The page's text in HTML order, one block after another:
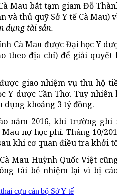
Mau bắt tạm giam Đỗ
và thủ quỹ Sở Y tế Cà Mau)
dụng tài sản.
Cà Mau được Đại học Y
theo địa chỉ) để giải quyết
giao nhiệm vụ thu hộ
Y dược Cần Thơ. Tuy nhiên
khoảng 3 tỷ đồng.
năm 2016, khi trường ghi
nợ học phí. Tháng 10/
khi cơ quan điều tra khởi
Mau Huỳnh Quốc Việt
tái bổ nhiệm lại vì bị
hai cựu cán bộ Sở Y tế